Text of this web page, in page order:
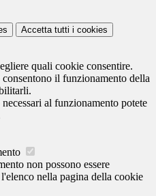
Accetta tutti i cookies
quali cookie consentire.
il funzionamento della
al funzionamento potete
non possono essere
nella pagina della cookie